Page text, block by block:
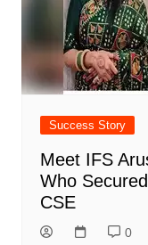
Success Story
Meet IFS
Who
CSE
0